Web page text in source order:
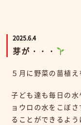
2025.6.4
芽が・・・
５月に野菜の苗植
子ども達も毎日の
ョウロの水をこぼ
ることができるよ